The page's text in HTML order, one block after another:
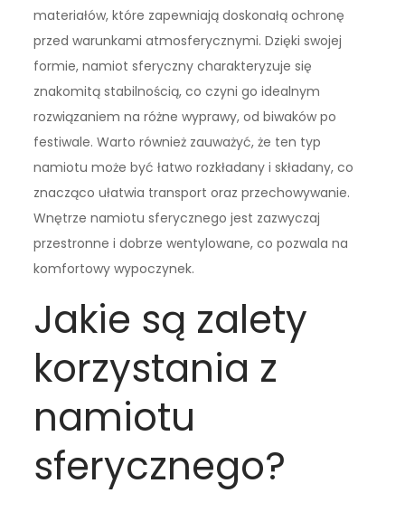
materiałów, które zapewniają doskonałą ochronę
przed warunkami atmosferycznymi. Dzięki swojej
formie, namiot sferyczny charakteryzuje się
znakomitą stabilnością, co czyni go idealnym
rozwiązaniem na różne wyprawy, od biwaków po
festiwale. Warto również zauważyć, że ten typ
namiotu może być łatwo rozkładany i składany, co
znacząco ułatwia transport oraz przechowywanie.
Wnętrze namiotu sferycznego jest zazwyczaj
przestronne i dobrze wentylowane, co pozwala na
komfortowy wypoczynek.
Jakie są zalety
korzystania z
namiotu
sferycznego?